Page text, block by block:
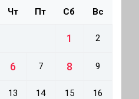
Чт Пт Сб Вс
1 2
6 7 8 9
13 14 15 16